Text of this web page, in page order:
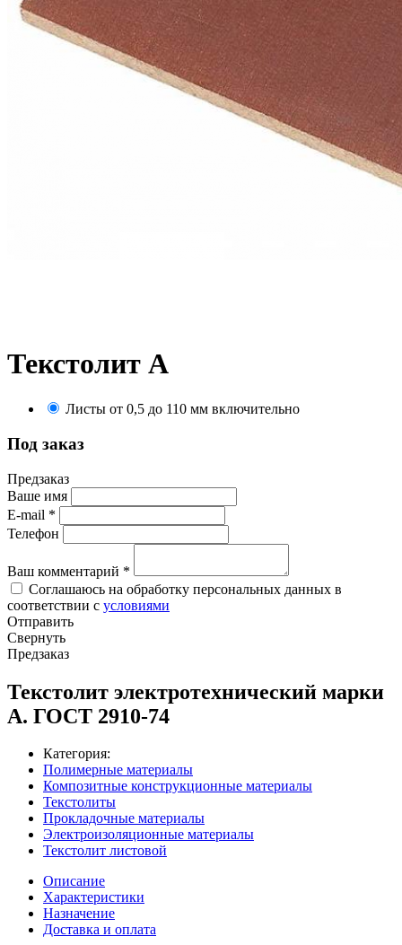
Текстолит А
Листы от 0,5 до 110 мм включительно
Под заказ
Предзаказ
Ваше имя
E-mail *
Телефон
Ваш комментарий *
Соглашаюсь на обработку персональных данных в
соответствии с условиями
Отправить
Свернуть
Предзаказ
Текстолит электротехнический марки
А. ГОСТ 2910-74
Категория:
Полимерные материалы
Композитные конструкционные материалы
Текстолиты
Прокладочные материалы
Электроизоляционные материалы
Текстолит листовой
Описание
Характеристики
Назначение
Доставка и оплата